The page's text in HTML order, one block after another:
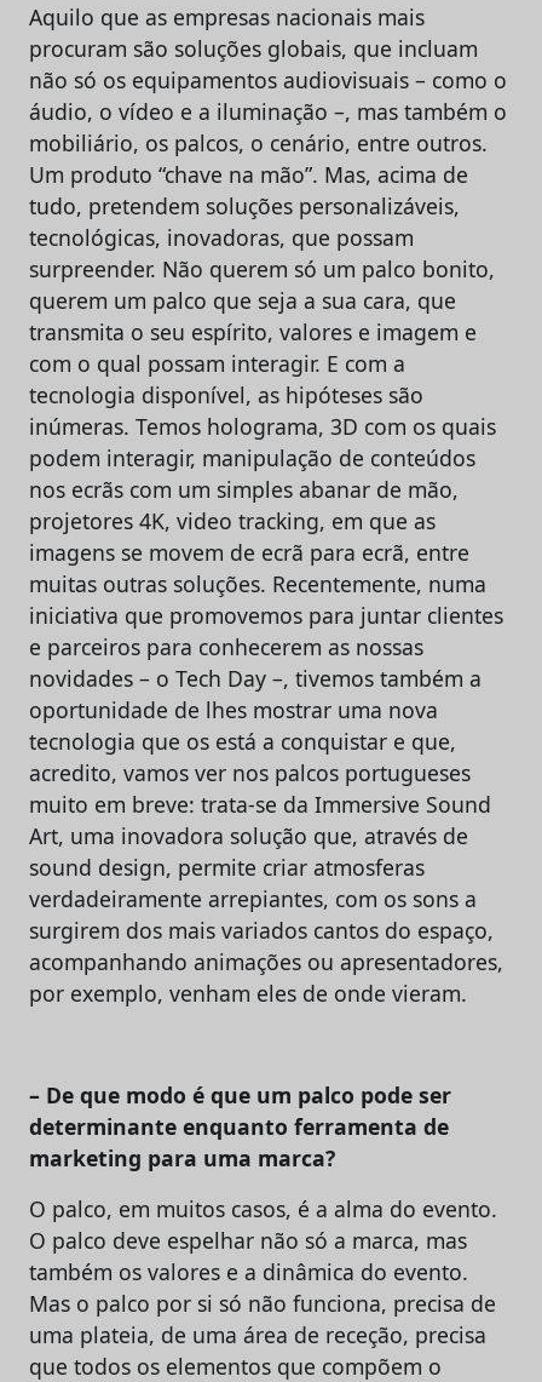
Aquilo que as empresas nacionais mais
procuram são soluções globais, que incluam
não só os equipamentos audiovisuais – como o
áudio, o vídeo e a iluminação –, mas também o
mobiliário, os palcos, o cenário, entre outros.
Um produto “chave na mão”. Mas, acima de
tudo, pretendem soluções personalizáveis,
tecnológicas, inovadoras, que possam
surpreender. Não querem só um palco bonito,
querem um palco que seja a sua cara, que
transmita o seu espírito, valores e imagem e
com o qual possam interagir. E com a
tecnologia disponível, as hipóteses são
inúmeras. Temos holograma, 3D com os quais
podem interagir, manipulação de conteúdos
nos ecrãs com um simples abanar de mão,
projetores 4K, video tracking, em que as
imagens se movem de ecrã para ecrã, entre
muitas outras soluções. Recentemente, numa
iniciativa que promovemos para juntar clientes
e parceiros para conhecerem as nossas
novidades – o Tech Day –, tivemos também a
oportunidade de lhes mostrar uma nova
tecnologia que os está a conquistar e que,
acredito, vamos ver nos palcos portugueses
muito em breve: trata-se da Immersive Sound
Art, uma inovadora solução que, através de
sound design, permite criar atmosferas
verdadeiramente arrepiantes, com os sons a
surgirem dos mais variados cantos do espaço,
acompanhando animações ou apresentadores,
por exemplo, venham eles de onde vieram.
– De que modo é que um palco pode ser
determinante enquanto ferramenta de
marketing para uma marca?
O palco, em muitos casos, é a alma do evento.
O palco deve espelhar não só a marca, mas
também os valores e a dinâmica do evento.
Mas o palco por si só não funciona, precisa de
uma plateia, de uma área de receção, precisa
que todos os elementos que compõem o